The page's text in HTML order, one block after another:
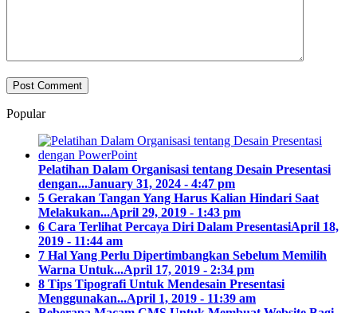
Popular
Pelatihan Dalam Organisasi tentang Desain Presentasi
dengan...January 31, 2024 - 4:47 pm
5 Gerakan Tangan Yang Harus Kalian Hindari Saat
Melakukan...April 29, 2019 - 1:43 pm
6 Cara Terlihat Percaya Diri Dalam PresentasiApril 18,
2019 - 11:44 am
7 Hal Yang Perlu Dipertimbangkan Sebelum Memilih
Warna Untuk...April 17, 2019 - 2:34 pm
8 Tips Tipografi Untuk Mendesain Presentasi
Menggunakan...April 1, 2019 - 11:39 am